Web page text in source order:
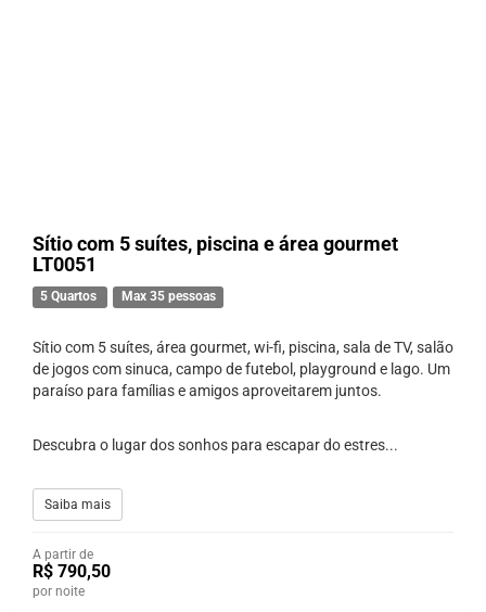
Sítio com 5 suítes, piscina e área gourmet
LT0051
5 Quartos Max 35 pessoas
Sítio com 5 suítes, área gourmet, wi-fi, piscina, sala de TV, salão
de jogos com sinuca, campo de futebol, playground e lago. Um
paraíso para famílias e amigos aproveitarem juntos.
Descubra o lugar dos sonhos para escapar do estres...
Saiba mais
A partir de
R$ 790,50
por noite